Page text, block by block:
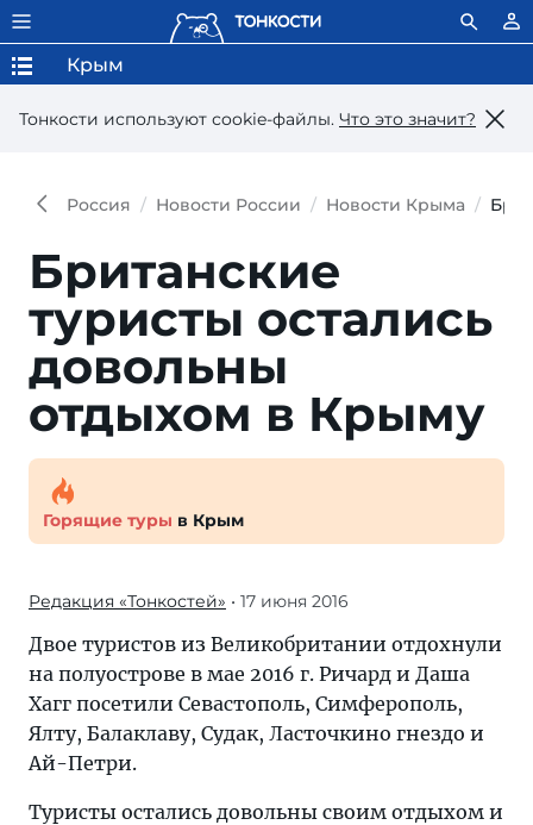
Тонкости используют сookie-файлы. Что это значит?
Крым
Россия Новости России Новости Крыма
Британские
туристы остались
довольны
отдыхом в Крыму
Горящие туры в Крым
Редакция «Тонкостей» • 17 июня 2016
Двое туристов из Великобритании отдохнули
на полуострове в мае 2016 г. Ричард и Даша
Хагг посетили Севастополь, Симферополь,
Ялту, Балаклаву, Судак, Ласточкино гнездо и
Ай-Петри.
Туристы остались довольны своим отдыхом и